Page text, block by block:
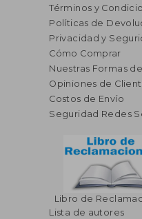
Términos y
Políticas de
Privacidad y
Cómo Comprar
Nuestras Formas
Opiniones de
Costos de Envío
Seguridad Redes
Libro de
Lista de autores